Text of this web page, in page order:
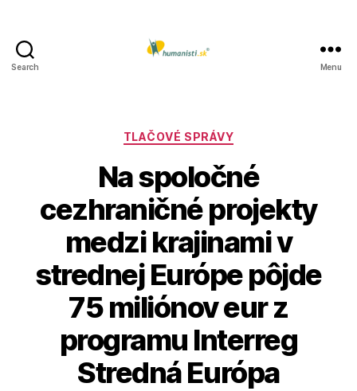
Search Menu
Kategórie
TLAČOVÉ SPRÁVY
Na spoločné
cezhraničné projekty
medzi krajinami v
strednej Európe pôjde
75 miliónov eur z
programu Interreg
Stredná Európa